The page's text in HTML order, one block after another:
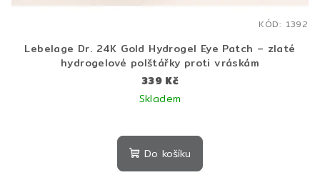
Lebelage Dr. 24K Gold Hydrogel Eye Patch – zlaté
hydrogelové polštářky proti vráskám
339 Kč
Skladem
Do košíku
KÓD: 1392